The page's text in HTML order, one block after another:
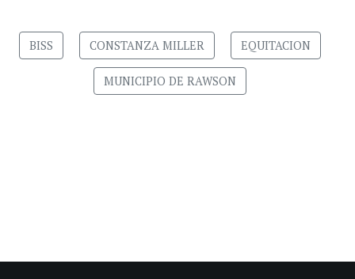
BISS CONSTANZA MILLER EQUITACION
MUNICIPIO DE RAWSON